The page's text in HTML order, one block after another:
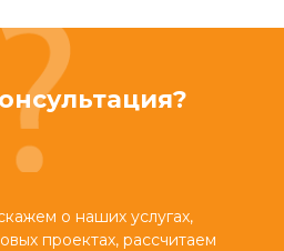
о наших услугах,
проектах, рассчитаем